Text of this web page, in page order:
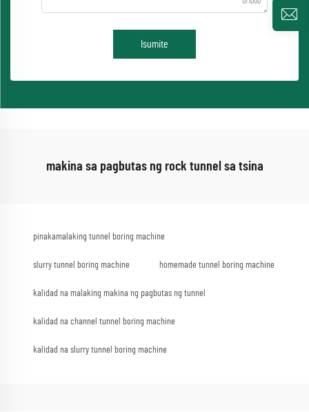
Isumite
makina sa pagbutas ng rock tunnel sa tsina
pinakamalaking tunnel boring machine
slurry tunnel boring machine homemade tunnel boring machine
kalidad na malaking makina ng pagbutas ng tunnel
kalidad na channel tunnel boring machine
kalidad na slurry tunnel boring machine